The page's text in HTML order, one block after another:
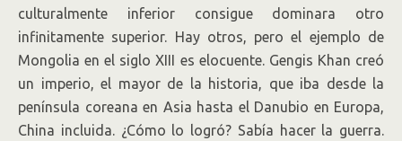
culturalmente inferior consigue dominara otro
infinitamente superior. Hay otros, pero el ejemplo de
Mongolia en el siglo XIII es elocuente. Gengis Khan creó
un imperio, el mayor de la historia, que iba desde la
península coreana en Asia hasta el Danubio en Europa,
China incluida. ¿Cómo lo logró? Sabía hacer la guerra.